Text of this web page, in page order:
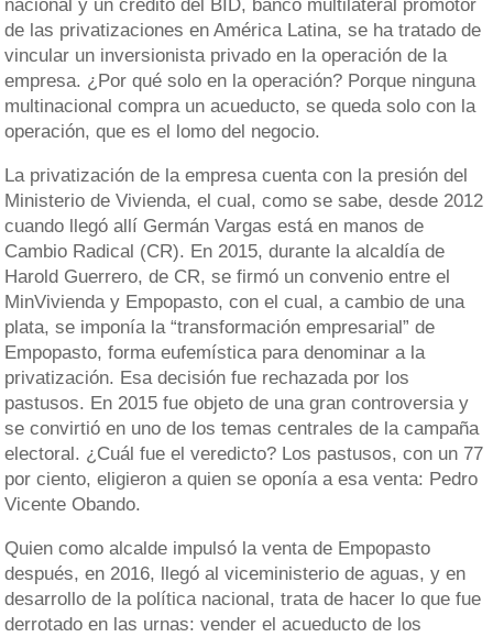
nacional y un crédito del BID, banco multilateral promotor
de las privatizaciones en América Latina, se ha tratado de
vincular un inversionista privado en la operación de la
empresa. ¿Por qué solo en la operación? Porque ninguna
multinacional compra un acueducto, se queda solo con la
operación, que es el lomo del negocio.
La privatización de la empresa cuenta con la presión del
Ministerio de Vivienda, el cual, como se sabe, desde 2012
cuando llegó allí Germán Vargas está en manos de
Cambio Radical (CR). En 2015, durante la alcaldía de
Harold Guerrero, de CR, se firmó un convenio entre el
MinVivienda y Empopasto, con el cual, a cambio de una
plata, se imponía la “transformación empresarial” de
Empopasto, forma eufemística para denominar a la
privatización. Esa decisión fue rechazada por los
pastusos. En 2015 fue objeto de una gran controversia y
se convirtió en uno de los temas centrales de la campaña
electoral. ¿Cuál fue el veredicto? Los pastusos, con un 77
por ciento, eligieron a quien se oponía a esa venta: Pedro
Vicente Obando.
Quien como alcalde impulsó la venta de Empopasto
después, en 2016, llegó al viceministerio de aguas, y en
desarrollo de la política nacional, trata de hacer lo que fue
derrotado en las urnas: vender el acueducto de los